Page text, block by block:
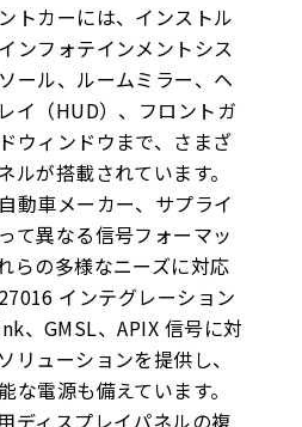
トカーには、インストル
ンフォテインメントシス
ール、ルームミラー、ヘ
イ（HUD）、フロントガ
ウィンドウまで、さまざ
ルが搭載されています。
動車メーカー、サプライ
て異なる信号フォーマッ
らの多様なニーズに対応
インテグレーション
、GMSL、APIX 信号に対
リューションを提供し、
な電源も備えています。
ディスプレイパネルの複